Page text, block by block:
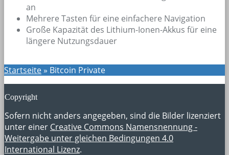
an
Mehrere Tasten für eine einfachere Navigation
Große Kapazität des Lithium-Ionen-Akkus für eine
längere Nutzungsdauer
Startseite» Bitcoin Private
Copyright
Sofern nicht anders angegeben, sind die Bilder lizenziert
unter einer Creative Commons Namensnennung -
Weitergabe unter gleichen Bedingungen 4.0
International Lizenz.